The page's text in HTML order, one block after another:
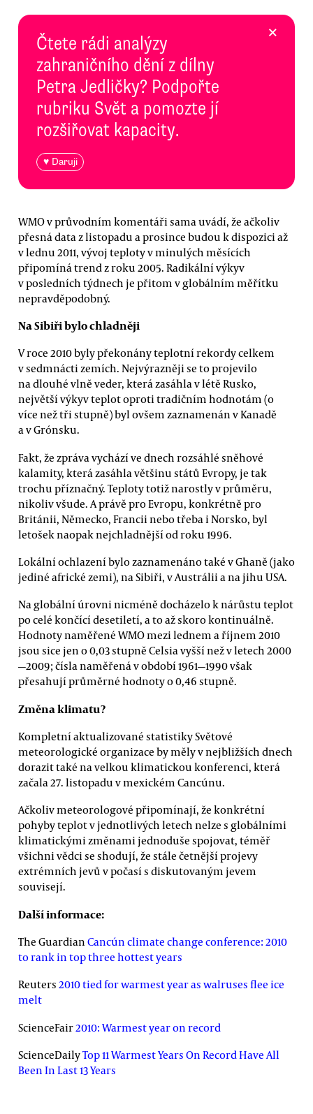
Čtete rádi analýzy
zahraničního dění z dílny
Petra Jedličky? Podpořte
rubriku Svět a pomozte jí
rozšiřovat kapacity.
♥ Daruji
×
WMO v průvodním komentáři sama uvádí, že ačkoliv
přesná data z listopadu a prosince budou k dispozici až
v lednu 2011, vývoj teploty v minulých měsících
připomíná trend z roku 2005. Radikální výkyv
v posledních týdnech je přitom v globálním měřítku
nepravděpodobný.
Na Sibiři bylo chladněji
V roce 2010 byly překonány teplotní rekordy celkem
v sedmnácti zemích. Nejvýrazněji se to projevilo
na dlouhé vlně veder, která zasáhla v létě Rusko,
největší výkyv teplot oproti tradičním hodnotám (o
více než tři stupně) byl ovšem zaznamenán v Kanadě
a v Grónsku.
Fakt, že zpráva vychází ve dnech rozsáhlé sněhové
kalamity, která zasáhla většinu států Evropy, je tak
trochu příznačný. Teploty totiž narostly v průměru,
nikoliv všude. A právě pro Evropu, konkrétně pro
Británii, Německo, Francii nebo třeba i Norsko, byl
letošek naopak nejchladnější od roku 1996.
Lokální ochlazení bylo zaznamenáno také v Ghaně (jako
jediné africké zemi), na Sibiři, v Austrálii a na jihu USA.
Na globální úrovni nicméně docházelo k nárůstu teplot
po celé končící desetiletí, a to až skoro kontinuálně.
Hodnoty naměřené WMO mezi lednem a říjnem 2010
jsou sice jen o 0,03 stupně Celsia vyšší než v letech 2000
—2009; čísla naměřená v období 1961—1990 však
přesahují průměrné hodnoty o 0,46 stupně.
Změna klimatu?
Kompletní aktualizované statistiky Světové
meteorologické organizace by měly v nejbližších dnech
dorazit také na velkou klimatickou konferenci, která
začala 27. listopadu v mexickém Cancúnu.
Ačkoliv meteorologové připomínají, že konkrétní
pohyby teplot v jednotlivých letech nelze s globálními
klimatickými změnami jednoduše spojovat, téměř
všichni vědci se shodují, že stále četnější projevy
extrémních jevů v počasí s diskutovaným jevem
souvisejí.
Další informace:
The Guardian Cancún climate change conference: 2010
to rank in top three hottest years
Reuters 2010 tied for warmest year as walruses flee ice
melt
ScienceFair2010: Warmest year on record
ScienceDailyTop 11 Warmest Years On Record Have All
Been In Last 13 Years